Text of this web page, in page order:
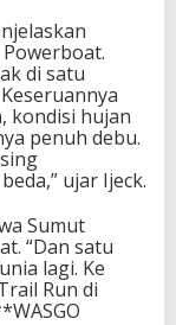
di satu
kondisi hujan
penuh debu.
ujar Ijeck.
Sumut
“Dan satu
lagi. Ke
Run di